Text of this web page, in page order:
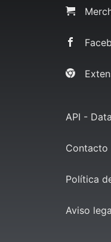
API -
Contacto
Política
Aviso